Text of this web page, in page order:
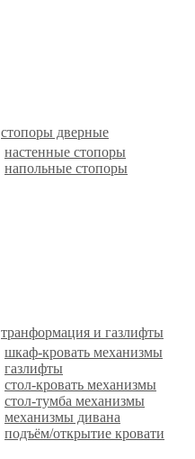
стопоры дверные
настенные стопоры
напольные стопоры
транформация и газлифты
шкаф-кровать механизмы
газлифты
стол-кровать механизмы
стол-тумба механизмы
механизмы дивана
подъём/открытие кровати